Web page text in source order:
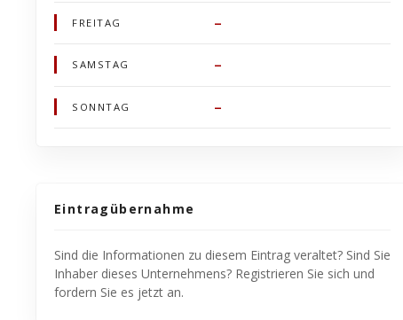
FREITAG –
SAMSTAG –
SONNTAG –
Eintragübernahme
Sind die Informationen zu diesem Eintrag veraltet? Sind Sie
Inhaber dieses Unternehmens? Registrieren Sie sich und
fordern Sie es jetzt an.